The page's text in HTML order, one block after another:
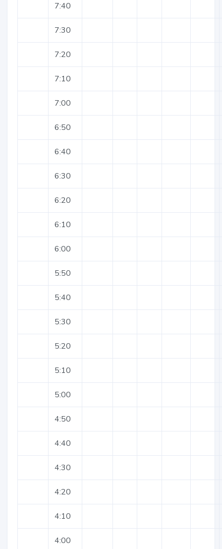
7:40
7:30
7:20
7:10
7:00
6:50
6:40
6:30
6:20
6:10
6:00
5:50
5:40
5:30
5:20
5:10
5:00
4:50
4:40
4:30
4:20
4:10
4:00